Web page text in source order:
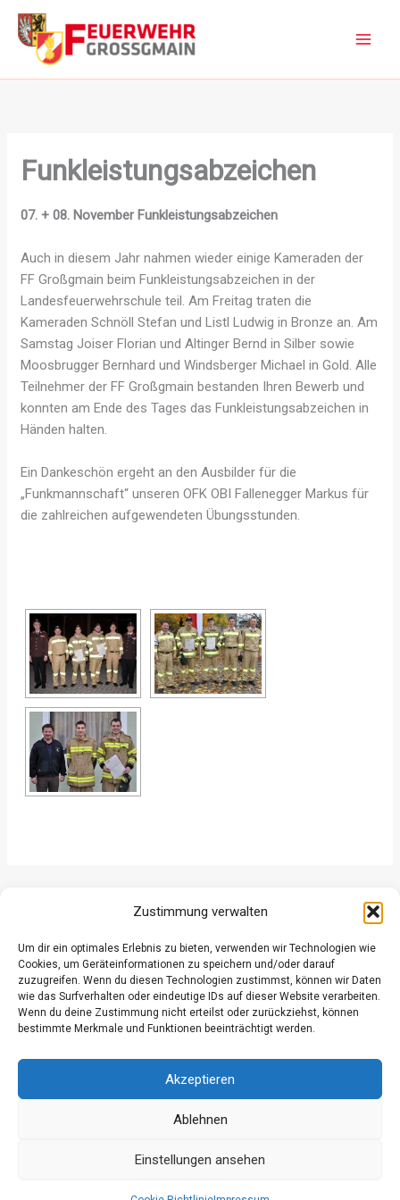
Zustimmung verwalten
Um dir ein optimales Erlebnis zu bieten, verwenden wir Technologien wie
Cookies, um Geräteinformationen zu speichern und/oder darauf
zuzugreifen. Wenn du diesen Technologien zustimmst, können wir Daten
wie das Surfverhalten oder eindeutige IDs auf dieser Website verarbeiten.
Wenn du deine Zustimmung nicht erteilst oder zurückziehst, können
bestimmte Merkmale und Funktionen beeinträchtigt werden.
Akzeptieren
Ablehnen
Einstellungen ansehen
Zum
Inhalt
springen
Funkleistungsabzeichen
07. + 08. November Funkleistungsabzeichen
Auch in diesem Jahr nahmen wieder einige Kameraden der
FF Großgmain beim Funkleistungsabzeichen in der
Landesfeuerwehrschule teil. Am Freitag traten die
Kameraden Schnöll Stefan und Listl Ludwig in Bronze an. Am
Samstag Joiser Florian und Altinger Bernd in Silber sowie
Moosbrugger Bernhard und Windsberger Michael in Gold. Alle
Teilnehmer der FF Großgmain bestanden Ihren Bewerb und
konnten am Ende des Tages das Funkleistungsabzeichen in
Händen halten.
Ein Dankeschön ergeht an den Ausbilder für die
„Funkmannschaft“ unseren OFK OBI Fallenegger Markus für
die zahlreichen aufgewendeten Übungsstunden.
Datenschutz
Impressum